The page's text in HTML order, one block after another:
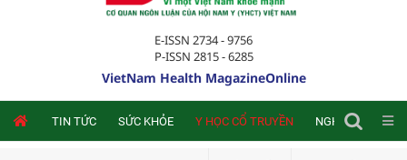
E-ISSN 2734 - 9756
P-ISSN 2815 - 6285
VietNam Health MagazineOnline
TIN TỨC SỨC KHỎE Y HỌC CỔ TRUYỀN NGHIÊN CỨU